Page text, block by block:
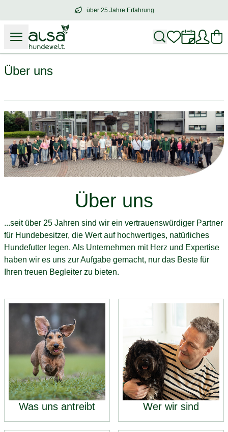
über 25 Jahre Erfahrung
über25 Jahre Erfahrung
Über uns
Über uns
...seit über 25 Jahren sind wir ein vertrauenswürdiger Partner
für Hundebesitzer, die Wert auf hochwertiges, natürliches
Hundefutter legen. Als Unternehmen mit Herz und Expertise
haben wir es uns zur Aufgabe gemacht, nur das Beste für
Ihren treuen Begleiter zu bieten.
Was uns antreibt Wer wir sind